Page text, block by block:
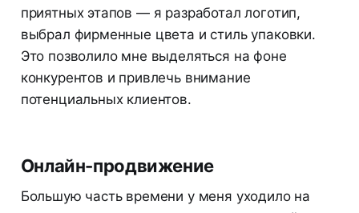
приятных этапов — я разработал логотип,
выбрал фирменные цвета и стиль упаковки.
Это позволило мне выделяться на фоне
конкурентов и привлечь внимание
потенциальных клиентов.
Онлайн-продвижение
Большую часть времени у меня уходило на